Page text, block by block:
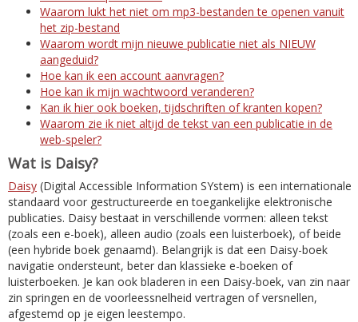
Waarom lukt het niet om mp3-bestanden te openen vanuit
het zip-bestand
Waarom wordt mijn nieuwe publicatie niet als NIEUW
aangeduid?
Hoe kan ik een account aanvragen?
Hoe kan ik mijn wachtwoord veranderen?
Kan ik hier ook boeken, tijdschriften of kranten kopen?
Waarom zie ik niet altijd de tekst van een publicatie in de
web-speler?
Wat is Daisy?
Daisy (Digital Accessible Information SYstem) is een internationale
standaard voor gestructureerde en toegankelijke elektronische
publicaties. Daisy bestaat in verschillende vormen: alleen tekst
(zoals een e-boek), alleen audio (zoals een luisterboek), of beide
(een hybride boek genaamd). Belangrijk is dat een Daisy-boek
navigatie ondersteunt, beter dan klassieke e-boeken of
luisterboeken. Je kan ook bladeren in een Daisy-boek, van zin naar
zin springen en de voorleessnelheid vertragen of versnellen,
afgestemd op je eigen leestempo.